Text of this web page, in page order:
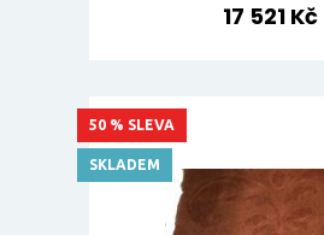
17 521 Kč
50 % SLEVA
SKLADEM